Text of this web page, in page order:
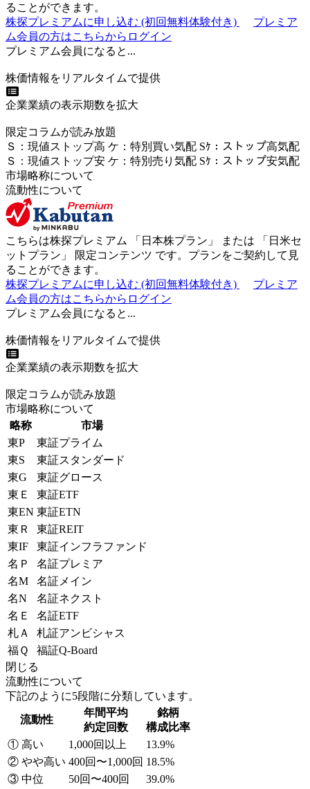
ることができます。
株探プレミアムに申し込む (初回無料体験付き)
プレミア
ム会員の方はこちらからログイン
プレミアム会員になると...
株価情報をリアルタイムで提供
企業業績の表示期数を拡大
限定コラムが読み放題
Ｓ ： 現値ストップ高 ケ ： 特別買い気配 Sｹ ： ストップ高気配
Ｓ ： 現値ストップ安 ケ ： 特別売 り 気配 Sｹ ： ストップ安気配
市場略称について
流動性について
こちらは株探プレミアム 「 日本株プラン 」 または 「 日米セ
ットプラン 」 限定コンテンツ です。プランをご契約して見
ることができます。
株探プレミアムに申し込む (初回無料体験付き)
プレミア
ム会員の方はこちらからログイン
プレミアム会員になると...
株価情報をリアルタイムで提供
企業業績の表示期数を拡大
限定コラムが読み放題
市場略称について
略称
市場
東P
東証プライム
東S
東証スタンダード
東G
東証グロース
東Ｅ
東証ETF
東EN 東証ETN
東Ｒ
東証REIT
東IF
東証インフラファンド
名Ｐ
名証プレミア
名M
名証メイン
名N
名証ネクスト
名Ｅ
名証ETF
札Ａ
札証アンビシャス
福Ｑ
福証Q-Board
閉じる
流動性について
下記のように5段階に分類しています。
流動性
年間平均
約定回数
銘柄
構成比率
① 高い
1,000回以上
13.9%
② やや高い 400回〜1,000回 18.5%
③ 中位
50回〜400回
39.0%